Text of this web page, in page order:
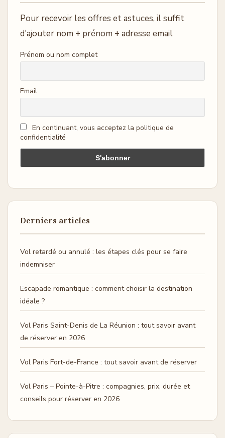
Pour recevoir les offres et astuces, il suffit
d'ajouter nom + prénom + adresse email
Prénom ou nom complet
Email
En continuant, vous acceptez la politique de
confidentialité
Derniers articles
Vol retardé ou annulé : les étapes clés pour se faire
indemniser
Escapade romantique : comment choisir la destination
idéale ?
Vol Paris Saint-Denis de La Réunion : tout savoir avant
de réserver en 2026
Vol Paris Fort-de-France : tout savoir avant de réserver
Vol Paris – Pointe-à-Pitre : compagnies, prix, durée et
conseils pour réserver en 2026